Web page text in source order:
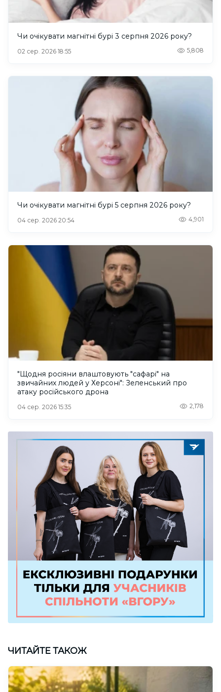
Чи очікувати магнітні бурі 3 серпня 2026 року?
02 сер. 2026 18:55 5,808
Чи очікувати магнітні бурі 5 серпня 2026 року?
04 сер. 2026 20:54 4,901
"Щодня росіяни влаштовують "сафарі" на
звичайних людей у Херсоні": Зеленський про
атаку російського дрона
04 сер. 2026 15:35 2,178
ЧИТАЙТЕ ТАКОЖ